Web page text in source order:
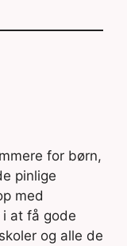
for børn,
pinlige
med
at få gode
og alle de